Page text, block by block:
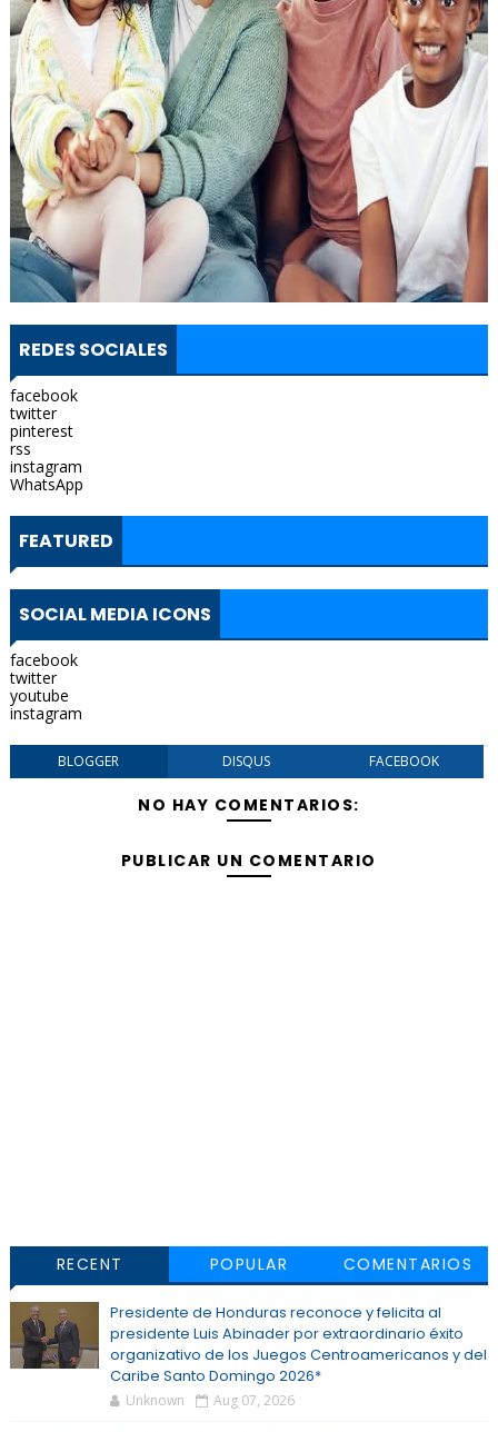
REDES SOCIALES
facebook
twitter
pinterest
rss
instagram
WhatsApp
FEATURED
SOCIAL MEDIA ICONS
facebook
twitter
youtube
instagram
BLOGGER DISQUS FACEBOOK
NO HAY COMENTARIOS:
PUBLICAR UN COMENTARIO
RECENT POPULAR COMENTARIOS
Presidente de Honduras reconoce y felicita al
presidente Luis Abinader por extraordinario éxito
organizativo de los Juegos Centroamericanos y del
Caribe Santo Domingo 2026*
Unknown Aug 07, 2026